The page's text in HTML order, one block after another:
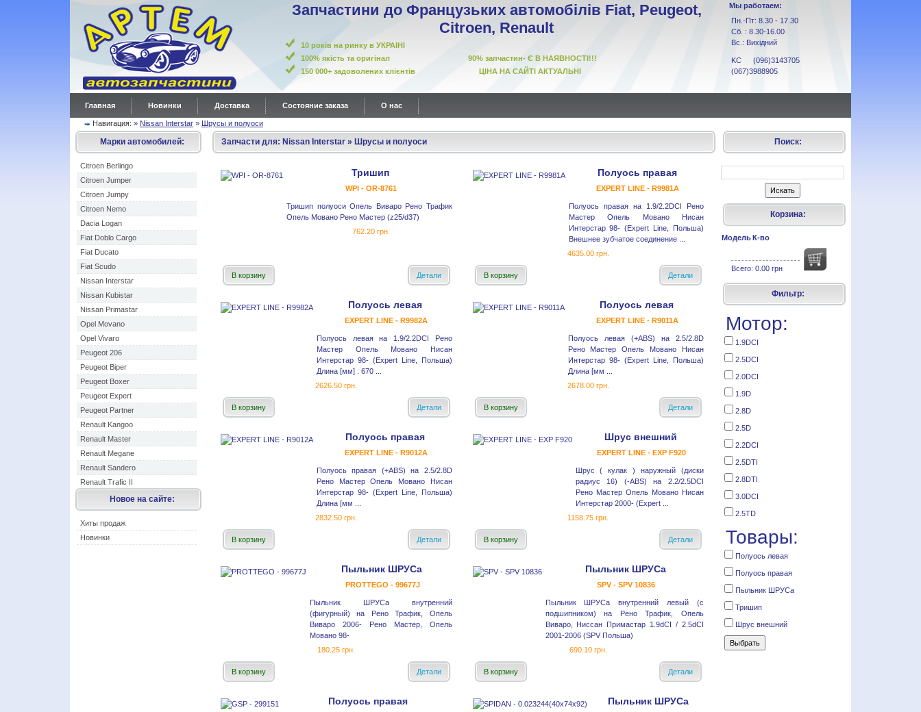
Запчастини до Французьких автомобілів Fiat, Peugeot,
Citroen, Renault
10 років на ринку в УКРАІНІ
100% якість та оригінал 90% запчастин- Є В НАЯВНОСТІ!!!
150 000+ задоволених клієнтів ЦІНА НА САЙТІ АКТУАЛЬНІ
Мы работаем:
Пн.-Пт: 8.30 - 17.30
Сб. : 8.30-16.00
Вс.: Вихідний
KC (096)3143705
(067)3988905
Главная Новинки Доставка Состояние заказа О нас
Навигация: » Nissan Interstar » Шрусы и полуоси
Марки автомобилей:
Citroen Berlingo
Citroen Jumper
Citroen Jumpy
Citroen Nemo
Dacia Logan
Fiat Doblo Cargo
Fiat Ducato
Fiat Scudo
Nissan Interstar
Nissan Kubistar
Nissan Primastar
Opel Movano
Opel Vivaro
Peugeot 206
Peugeot Biper
Peugeot Boxer
Peugeot Expert
Peugeot Partner
Renault Kangoo
Renault Master
Renault Megane
Renault Sandero
Renault Trafic II
Новое на сайте:
Хиты продаж
Новинки
Запчасти для: Nissan Interstar » Шрусы и полуоси
Тришип
WPI - OR-8761
Тришип полуоси Опель Виваро Рено Трафик
Опель Мовано Рено Мастер (z25/d37)
762.20 грн.
В корзину Детали
Полуось правая
EXPERT LINE - R9981A
Полуось правая на 1.9/2.2DCI Рено
Мастер Опель Мовано Нисан
Интерстар 98- (Expert Line, Польша)
Внешнее зубчатое соединение ...
4635.00 грн.
В корзину Детали
Полуось левая
EXPERT LINE - R9982A
Полуось левая на 1.9/2.2DCI Рено
Мастер Опель Мовано Нисан
Интерстар 98- (Expert Line, Польша)
Длина [мм] : 670 ...
2626.50 грн.
В корзину Детали
Полуось левая
EXPERT LINE - R9011A
Полуось левая (+ABS) на 2.5/2.8D
Рено Мастер Опель Мовано Нисан
Интерстар 98- (Expert Line, Польша)
Длина [мм ...
2678.00 грн.
В корзину Детали
Полуось правая
EXPERT LINE - R9012A
Полуось правая (+ABS) на 2.5/2.8D
Рено Мастер Опель Мовано Нисан
Интерстар 98- (Expert Line, Польша)
Длина [мм ...
2832.50 грн.
В корзину Детали
Шрус внешний
EXPERT LINE - EXP F920
Шрус ( кулак ) наружный (диски
радиус 16) (-ABS) на 2.2/2.5DCI
Рено Мастер Опель Мовано Нисан
Интерстар 2000- (Expert ...
1158.75 грн.
В корзину Детали
Пыльник ШРУСа
PROTTEGO - 99677J
Пыльник ШРУСа внутренний
(фигурный) на Рено Трафик, Опель
Виваро 2006- Рено Мастер, Опель
Мовано 98-
180.25 грн.
В корзину Детали
Пыльник ШРУСа
SPV - SPV 10836
Пыльник ШРУСа внутренний левый (с
подшипником) на Рено Трафик, Опель
Виваро, Ниссан Примастар 1.9dCI / 2.5dCI
2001-2006 (SPV Польша)
690.10 грн.
В корзину Детали
Полуось правая Пыльник ШРУСа
Поиск:
Корзина:
МодельК-во
Всего: 0.00 грн
Фильтр:
Мотор:
1.9DCI
2.5DCI
2.0DCI
1.9D
2.8D
2.5D
2.2DCI
2.5DTI
2.8DTI
3.0DCI
2.5TD
Товары:
Полуось левая
Полуось правая
Пыльник ШРУСа
Тришип
Шрус внешний